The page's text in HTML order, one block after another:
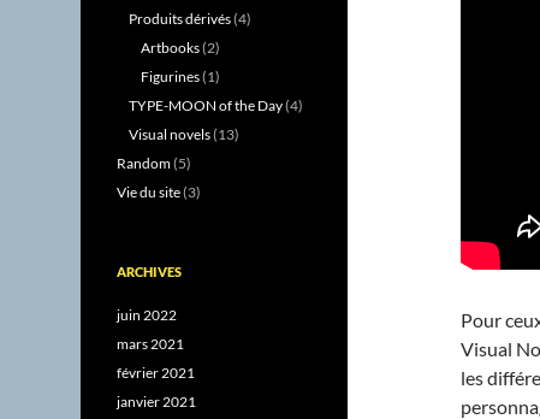
Pour
Visual
les
Produits dérivés(4)
Artbooks(2)
Figurines(1)
TYPE-MOON of the Day(4)
Visual novels(13)
Random(5)
Vie du site(3)
ARCHIVES
juin 2022
mars 2021
février 2021
janvier 2021